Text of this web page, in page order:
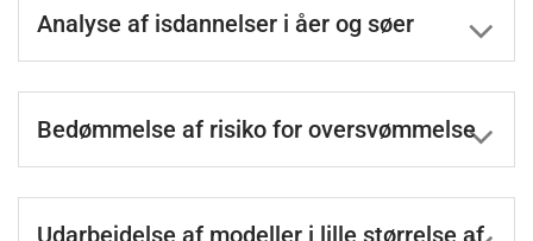
Analyse af isdannelser i åer og søer
Bedømmelse af risiko for oversvømmelse
Udarbejdelse af modeller i lille størrelse af